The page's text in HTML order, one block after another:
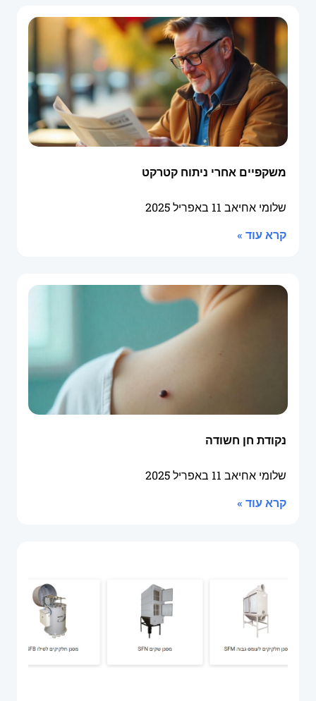
משקפיים אחרי ניתוח קטרקט
שלומי אחיאב 11 באפריל 2025
קרא עוד »
נקודת חן חשודה
שלומי אחיאב 11 באפריל 2025
קרא עוד »